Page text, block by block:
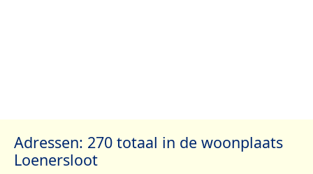
Adressen: 270 totaal in de woonplaats
Loenersloot